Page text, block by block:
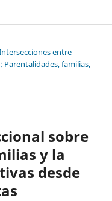
entre
Parentalidades, familias,
sobre
y la
desde